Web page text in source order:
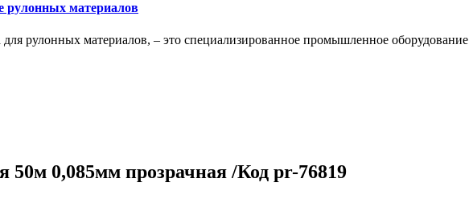
рулонных материалов
рулонных материалов, – это специализированное промышленное оборудование
50м 0,085мм прозрачная /Код pr-76819